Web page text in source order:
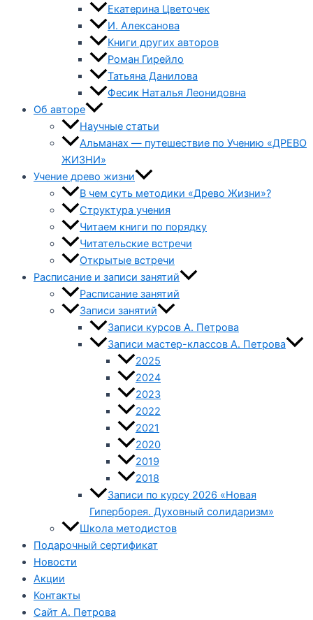
Екатерина Цветочек
И. Алексанова
Книги других авторов
Роман Гирейло
Татьяна Данилова
Фесик Наталья Леонидовна
Об авторе
Научные статьи
Альманах — путешествие по Учению «ДРЕВО
ЖИЗНИ»
Учение древо жизни
В чем суть методики «Древо Жизни»?
Структура учения
Читаем книги по порядку
Читательские встречи
Открытые встречи
Расписание и записи занятий
Расписание занятий
Записи занятий
Записи курсов А. Петрова
Записи мастер-классов А. Петрова
2025
2024
2023
2022
2021
2020
2019
2018
Записи по курсу 2026 «Новая
Гиперборея. Духовный солидаризм»
Школа методистов
Подарочный сертификат
Новости
Акции
Контакты
Сайт А. Петрова